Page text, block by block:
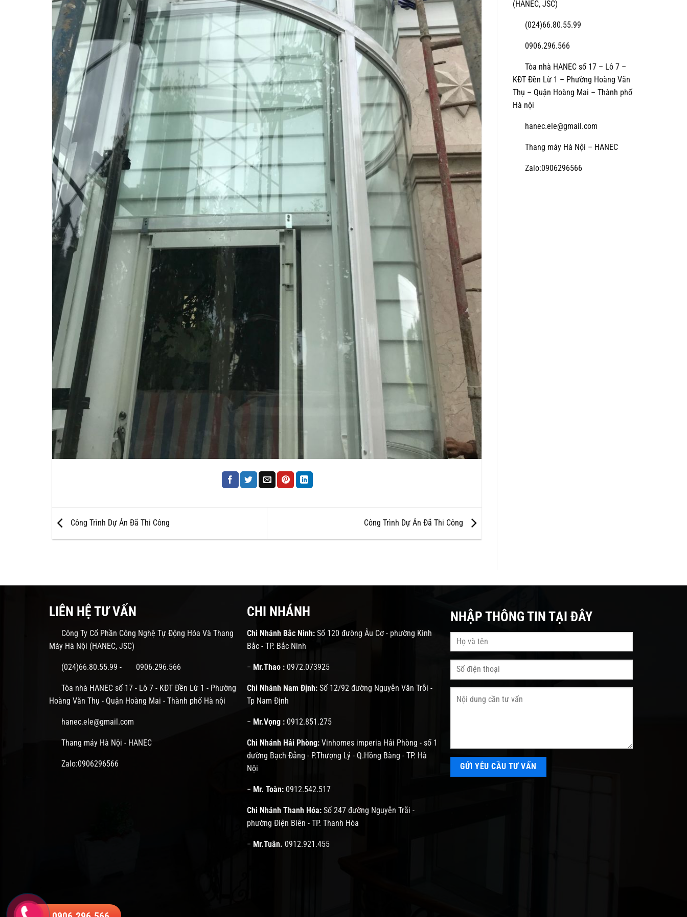
Công Trình Dự Án Đã Thi Công Công Trình Dự Án Đã Thi Công
(HANEC, JSC)
(024)66.80.55.99
0906.296.566
Tòa nhà HANEC số 17 – Lô 7 –
KĐT Đền Lừ 1 – Phường Hoàng Văn
Thụ – Quận Hoàng Mai – Thành phố
Hà nội
hanec.ele@gmail.com
Thang máy Hà Nội – HANEC
Zalo:0906296566
LIÊN HỆ TƯ VẤN
Công Ty Cổ Phần Công Nghệ Tự Động Hóa Và Thang
Máy Hà Nội (HANEC, JSC)
(024)66.80.55.99 - 0906.296.566
Tòa nhà HANEC số 17 - Lô 7 - KĐT Đền Lừ 1 - Phường
Hoàng Văn Thụ - Quận Hoàng Mai - Thành phố Hà nội
hanec.ele@gmail.com
Thang máy Hà Nội - HANEC
Zalo:0906296566
CHI NHÁNH
Chi Nhánh Bắc Ninh: Số 120 đường Âu Cơ - phường Kinh
Bắc - TP. Bắc Ninh
− Mr.Thao : 0972.073925
Chi Nhánh Nam Định: Số 12/92 đường Nguyễn Văn Trỗi -
Tp Nam Định
− Mr.Vọng : 0912.851.275
Chi Nhánh Hải Phòng: Vinhomes imperia Hải Phòng - số 1
đường Bạch Đằng - P.Thượng Lý - Q.Hồng Bàng - TP. Hà
Nội
− Mr. Toàn: 0912.542.517
Chi Nhánh Thanh Hóa: Số 247 đường Nguyễn Trãi -
phường Điện Biên - TP. Thanh Hóa
− Mr.Tuân. 0912.921.455
NHẬP THÔNG TIN TẠI ĐÂY